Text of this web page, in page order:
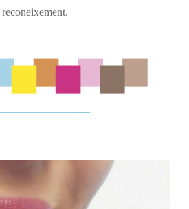
reconeixement.